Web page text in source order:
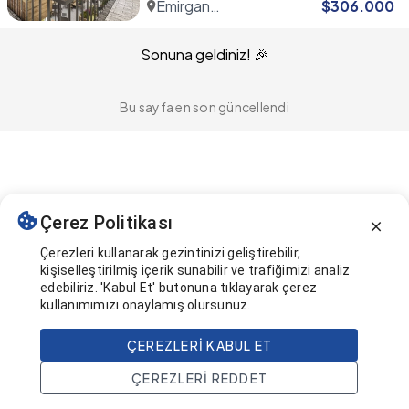
Emirgan
$306.000
Sonuna geldiniz! 🎉
Bu sayfa en son güncellendi
Ana Sayfa Ara Projeler Hesap
Çerez Politikası
Çerezleri kullanarak gezintinizi geliştirebilir,
kişiselleştirilmiş içerik sunabilir ve trafiğimizi analiz
edebiliriz. 'Kabul Et' butonuna tıklayarak çerez
kullanımımızı onaylamış olursunuz.
ÇEREZLERI KABUL ET
ÇEREZLERI REDDET